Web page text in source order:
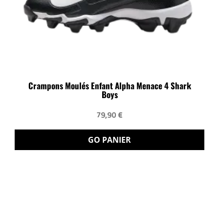
Crampons Moulés Enfant Alpha Menace 4 Shark
Boys
79,90 €
GO PANIER